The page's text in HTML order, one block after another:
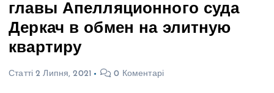
главы Апелляционного суда
Деркач в обмен на элитную
квартиру
Статті 2 Липня, 2021 0 Коментарі